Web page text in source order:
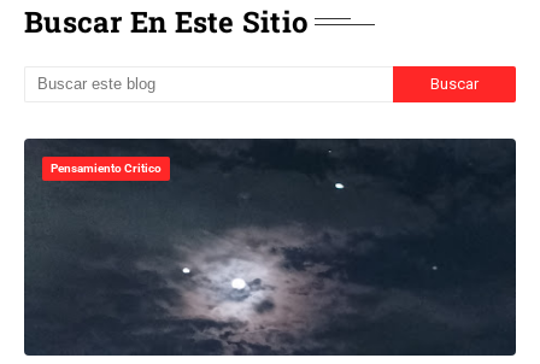
Buscar En Este Sitio
Pensamiento Critico